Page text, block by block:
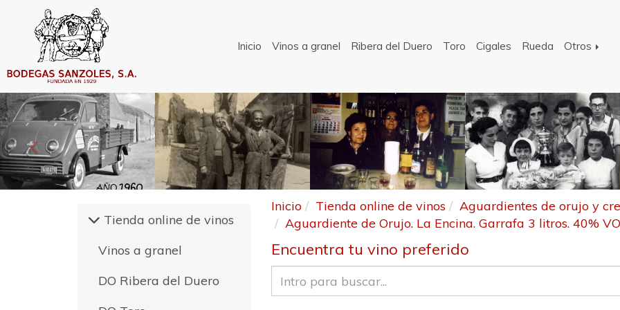
Inicio Vinos a granel Ribera del Duero Toro Cigales Rueda Otros
Anterior
Tienda online de vinos
Vinos a granel
DO Ribera del Duero
Inicio Tienda online de vinos
Aguardientes de orujo y
Aguardiente de Orujo. La Encina. Garrafa 3 litros. 40%
Encuentra tu vino preferido